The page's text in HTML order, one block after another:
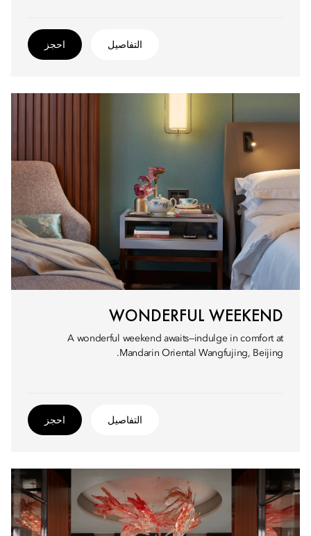
التفاصيل احجز
WONDERFUL WEEKEND
A wonderful weekend awaits—indulge in comfort at
Mandarin Oriental Wangfujing, Beijing.
التفاصيل احجز